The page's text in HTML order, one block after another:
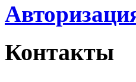
Контакты